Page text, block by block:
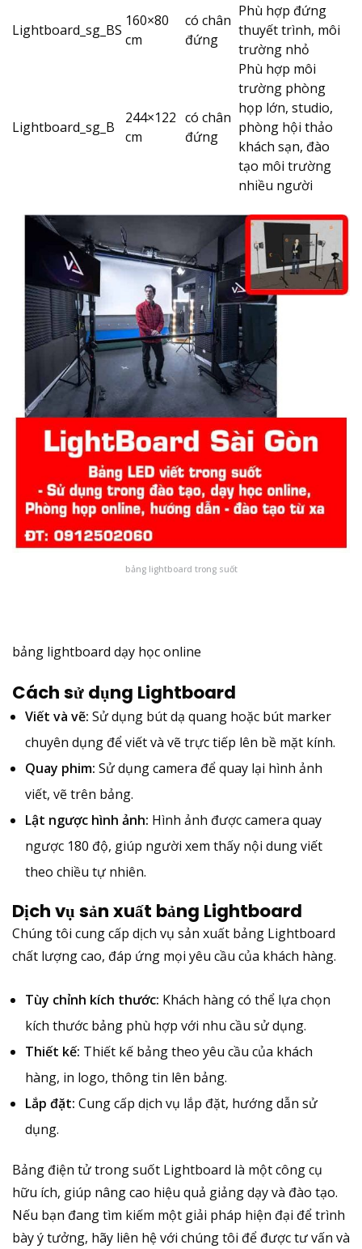
Lightboard_sg_BS
160×80
cm
có chân
đứng
Phù hợp đứng
thuyết trình, môi
trường nhỏ
Lightboard_sg_B
244×122
cm
có chân
đứng
Phù hợp môi
trường phòng
họp lớn, studio,
phòng hội thảo
khách sạn, đào
tạo môi trường
nhiều người
bảng lightboard trong suốt
bảng lightboard dạy học online
Cách sử dụng Lightboard
Viết và vẽ: Sử dụng bút dạ quang hoặc bút marker
chuyên dụng để viết và vẽ trực tiếp lên bề mặt kính.
Quay phim: Sử dụng camera để quay lại hình ảnh
viết, vẽ trên bảng.
Lật ngược hình ảnh: Hình ảnh được camera quay
ngược 180 độ, giúp người xem thấy nội dung viết
theo chiều tự nhiên.
Dịch vụ sản xuất bảng Lightboard
Chúng tôi cung cấp dịch vụ sản xuất bảng Lightboard
chất lượng cao, đáp ứng mọi yêu cầu của khách hàng.
Tùy chỉnh kích thước: Khách hàng có thể lựa chọn
kích thước bảng phù hợp với nhu cầu sử dụng.
Thiết kế: Thiết kế bảng theo yêu cầu của khách
hàng, in logo, thông tin lên bảng.
Lắp đặt: Cung cấp dịch vụ lắp đặt, hướng dẫn sử
dụng.
Bảng điện tử trong suốt Lightboard là một công cụ
hữu ích, giúp nâng cao hiệu quả giảng dạy và đào tạo.
Nếu bạn đang tìm kiếm một giải pháp hiện đại để trình
bày ý tưởng, hãy liên hệ với chúng tôi để được tư vấn và